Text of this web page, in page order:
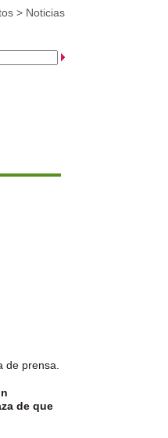
> Noticias
de prensa.
de que